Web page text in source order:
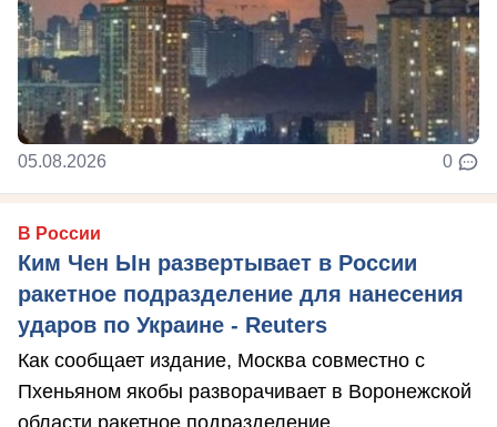
05.08.2026 0
В России
Ким Чен Ын развертывает в России
ракетное подразделение для нанесения
ударов по Украине - Reuters
Как сообщает издание, Москва совместно с
Пхеньяном якобы разворачивает в Воронежской
области ракетное подразделение.